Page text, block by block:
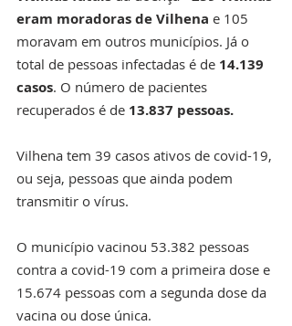
eram moradoras de Vilhena e 105
moravam em outros municípios. Já o
total de pessoas infectadas é de 14.139
casos. O número de pacientes
recuperados é de 13.837 pessoas.
Vilhena tem 39 casos ativos de covid-19,
ou seja, pessoas que ainda podem
transmitir o vírus.
O município vacinou 53.382 pessoas
contra a covid-19 com a primeira dose e
15.674 pessoas com a segunda dose da
vacina ou dose única.